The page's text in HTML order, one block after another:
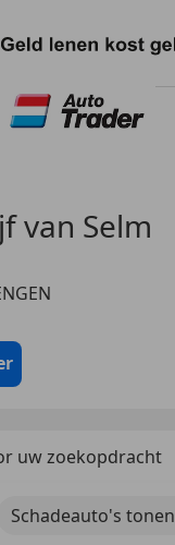
van Selm
uw zoekopdracht
Schadeauto's tonen